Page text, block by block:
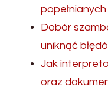
popełnianych
Dobór
uniknąć
Jak
oraz